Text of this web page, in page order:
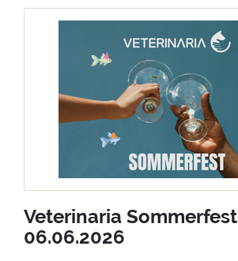
Veterinaria Sommerfest
06.06.2026